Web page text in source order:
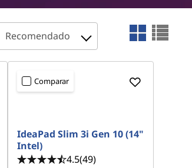
Recomendado
Comparar
IdeaPad Slim 3i Gen 10 (14"
Intel)
4.5(49)